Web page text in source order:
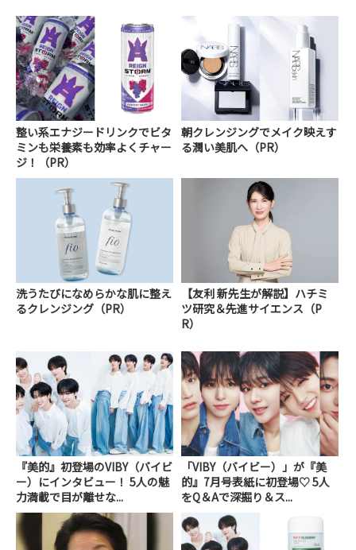
整い系エナジードリンクでビタ
ミンも栄養素も効率よくチャー
ジ！（PR）
朝クレンジングでメイク映えす
る潤い美肌へ（PR）
洗うたびになめらかな肌に整え
るクレンジング（PR）
【友利 新先生が解説】ハチミ
ツ研究＆先進サイエンス（P
R）
『美的』初登場のVIBY（バイビ
ー）にインタビュー！ 5人の魅
力満載で目が離せな...
「VIBY（バイビー）」が『美
的』7月号表紙に初登場♡ 5人
をQ＆Aで深掘り＆ス...